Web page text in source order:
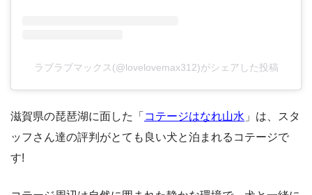
ラブラブマックス(@lovelovemax312)がシェアした投稿
滋賀県の琵琶湖に面した「 コテージはなれ山水 」は、スタ
ッフさん達の評判がとても良い犬と泊まれるコテージで
す!